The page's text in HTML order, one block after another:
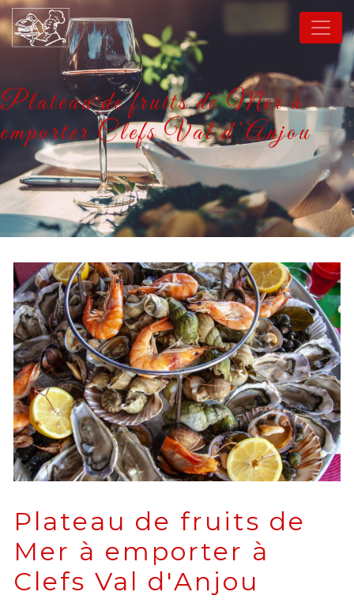
Panneau de gestion des cookies
Plateau de fruits de Mer à
emporter Clefs Val d'Anjou
Plateau de fruits de
Mer à emporter à
Clefs Val d'Anjou